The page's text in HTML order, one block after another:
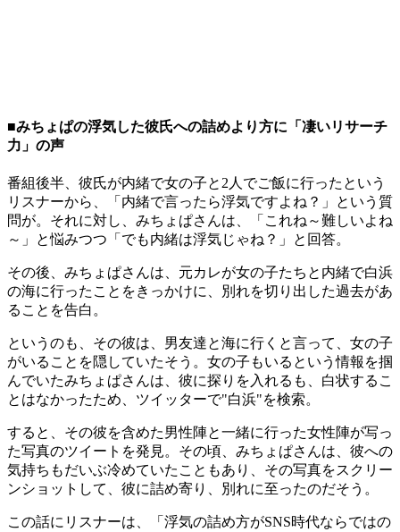
■みちょぱの浮気した彼氏への詰めより方に「凄いリサーチ
力」の声
番組後半、彼氏が内緒で女の子と2人でご飯に行ったという
リスナーから、「内緒で言ったら浮気ですよね？」という質
問が。それに対し、みちょぱさんは、「これね～難しいよね
～」と悩みつつ「でも内緒は浮気じゃね？」と回答。
その後、みちょぱさんは、元カレが女の子たちと内緒で白浜
の海に行ったことをきっかけに、別れを切り出した過去があ
ることを告白。
というのも、その彼は、男友達と海に行くと言って、女の子
がいることを隠していたそう。女の子もいるという情報を掴
んでいたみちょぱさんは、彼に探りを入れるも、白状するこ
とはなかったため、ツイッターで"白浜"を検索。
すると、その彼を含めた男性陣と一緒に行った女性陣が写っ
た写真のツイートを発見。その頃、みちょぱさんは、彼への
気持ちもだいぶ冷めていたこともあり、その写真をスクリー
ンショットして、彼に詰め寄り、別れに至ったのだそう。
この話にリスナーは、「浮気の詰め方がSNS時代ならではの